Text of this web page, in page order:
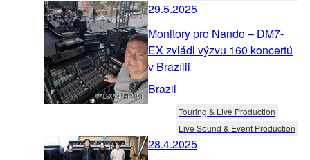
29.5.2025
Monitory pro Nando – DM7-
EX zvládl výzvu 160 koncertů
v Brazílii
Brazil
Touring & Live Production
Live Sound & Event Production
28.4.2025